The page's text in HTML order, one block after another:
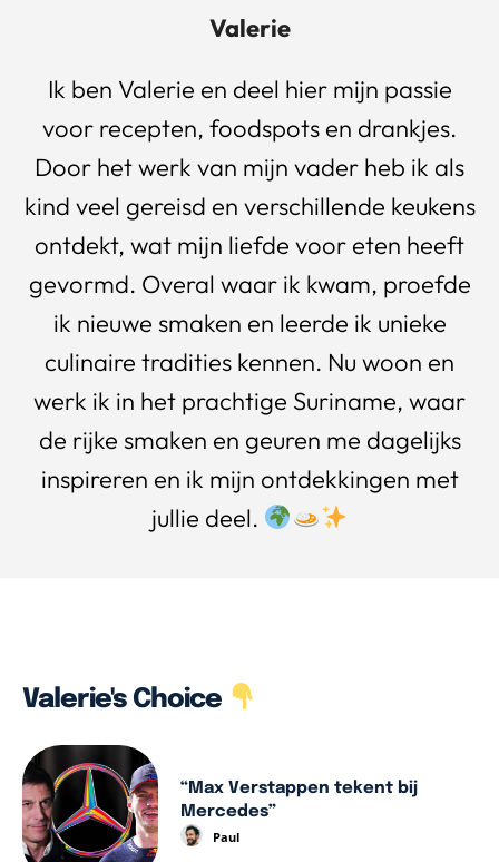
Valerie
Ik ben Valerie en deel hier mijn passie
voor recepten, foodspots en drankjes.
Door het werk van mijn vader heb ik als
kind veel gereisd en verschillende keukens
ontdekt, wat mijn liefde voor eten heeft
gevormd. Overal waar ik kwam, proefde
ik nieuwe smaken en leerde ik unieke
culinaire tradities kennen. Nu woon en
werk ik in het prachtige Suriname, waar
de rijke smaken en geuren me dagelijks
inspireren en ik mijn ontdekkingen met
jullie deel.
Valerie's Choice
“Max Verstappen tekent bij
Mercedes”
Paul